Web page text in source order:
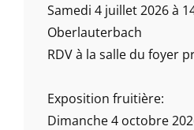
Samedi 4 juillet 2026 à
Oberlauterbach
RDV à la salle du foyer
Exposition fruitière:
Dimanche 4 octobre